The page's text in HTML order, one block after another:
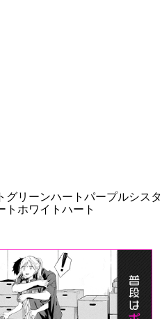
グリーンハート パープルシスタ
ト ホワイトハート